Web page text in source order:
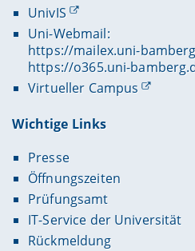
UnivIS
Uni-Webmail:
https://mailex.uni-
https://o365.uni-
Virtueller Campus
Wichtige Links
Presse
Öffnungszeiten
Prüfungsamt
IT-Service der Universität
Rückmeldung